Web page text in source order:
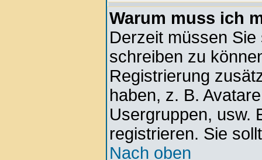
Warum muss ich
Derzeit müssen
schreiben zu
Registrierung
haben, z. B.
Usergruppen, usw.
registrieren. Sie
Nach oben